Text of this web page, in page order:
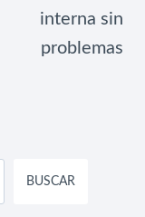
interna sin
problemas
BUSCAR